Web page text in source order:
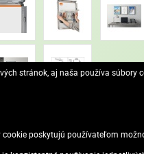
stránok, aj naša používa
poskytujú používateľom